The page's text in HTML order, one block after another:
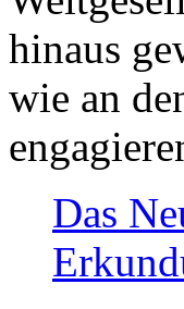
hinaus
wie an
Das